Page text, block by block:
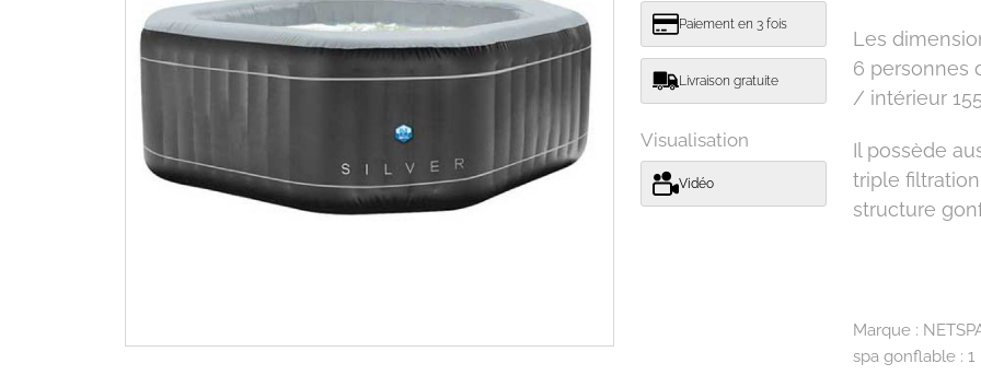
Paiement en 3 fois
Livraison gratuite
Visualisation
Vidéo
Les
6 personnes
/ intérieur
Il possède
triple
structure
Marque :
spa gonflable : 1